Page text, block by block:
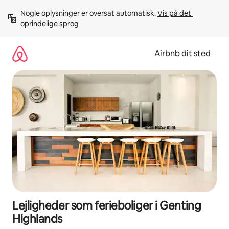
videre
Nogle oplysninger er oversat automatisk. Vis på det
oprindelige sprog
Airbnb dit sted
Lejligheder som ferieboliger i Genting
Highlands